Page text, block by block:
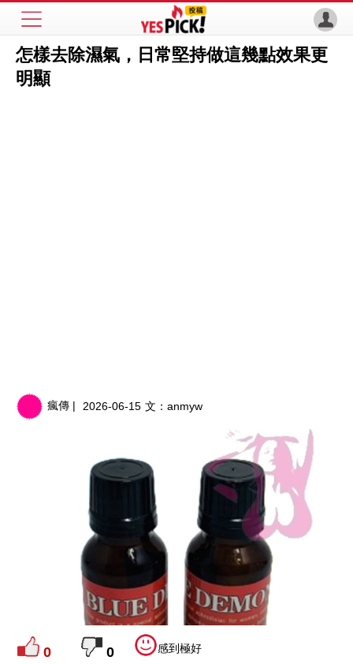
怎樣去除濕氣，日常堅持做這幾點效果更
明顯
瘋傳 | 2026-06-15 文： anmyw
0 0 感到極好